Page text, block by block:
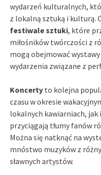
wydarzeń kulturalnych,
z lokalną sztuką i kulturą.
festiwale sztuki, które
miłośników twórczości z
mogą obejmować
wydarzenia związane z
Koncerty to kolejna
czasu w okresie
lokalnych kawiarniach, jak
przyciągają tłumy fanów
Można się natknąć na
mnóstwo muzyków z
sławnych artystów.